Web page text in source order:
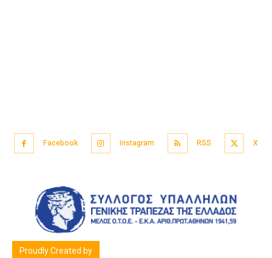
Facebook Instagram RSS X
Proudly Created by